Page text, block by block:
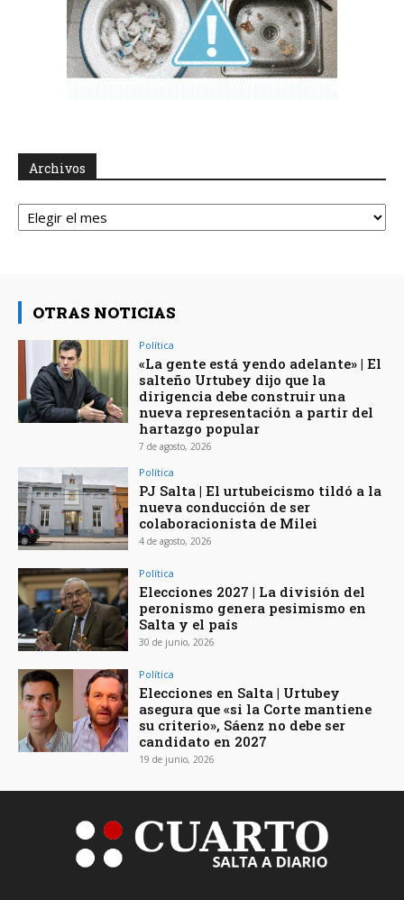
Archivos
Archivos
OTRAS NOTICIAS
Política
«La gente está yendo adelante» | El
salteño Urtubey dijo que la
dirigencia debe construir una
nueva representación a partir del
hartazgo popular
7 de agosto, 2026
Política
PJ Salta | El urtubeicismo tildó a la
nueva conducción de ser
colaboracionista de Milei
4 de agosto, 2026
Política
Elecciones 2027 | La división del
peronismo genera pesimismo en
Salta y el país
30 de junio, 2026
Política
Elecciones en Salta | Urtubey
asegura que «si la Corte mantiene
su criterio», Sáenz no debe ser
candidato en 2027
19 de junio, 2026